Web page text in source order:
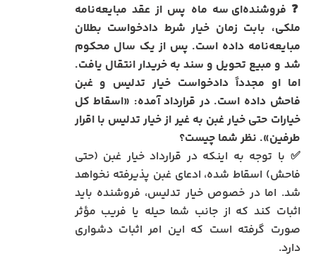
❓ فروشنده‌ای سه ماه پس از عقد مبایعه‌نامه
ملکی، بابت زمان خیار شرط دادخواست بطلان
مبایعه‌نامه داده است. پس از یک سال محکوم
شد و مبیع تحویل و سند به خریدار انتقال یافت.
اما او مجدداً دادخواست خیار تدلیس و غبن
فاحش داده است. در قرارداد آمده: «اسقاط کل
خیارات حتی خیار غبن به غیر از خیار تدلیس با اقرار
طرفین». نظر شما چیست؟
✅ با توجه به اینکه در قرارداد خیار غبن (حتی
فاحش) اسقاط شده، ادعای غبن پذیرفته نخواهد
شد. اما در خصوص خیار تدلیس، فروشنده باید
اثبات کند که از جانب شما حیله یا فریب مؤثر
صورت گرفته است که این امر اثبات دشواری
دارد.